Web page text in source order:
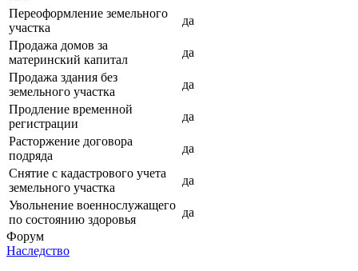
Переоформление земельного
участка
да
Продажа домов за
материнский капитал
да
Продажа здания без
земельного участка
да
Продление временной
регистрации
да
Расторжение договора
подряда
да
Снятие с кадастрового учета
земельного участка
да
Увольнение военнослужащего
по состоянию здоровья
да
Форум
Наследство